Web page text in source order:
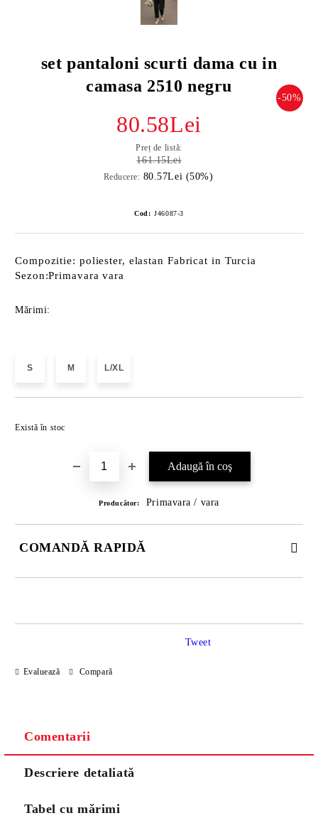
set pantaloni scurti dama cu in
camasa 2510 negru
-50%
80.58Lei
Preț de listă:
161.15Lei
Reducere: 80.57Lei (50%)
Cod: J46087-3
Compozitie: poliester, elastan Fabricat in Turcia
Sezon:Primavara vara
Mărimi:
S M L/XL
Există în stoc
Producător: Primavara / vara
COMANDĂ RAPIDĂ
Evaluează Compară
Tweet
Comentarii
Descriere detaliată
Tabel cu mărimi